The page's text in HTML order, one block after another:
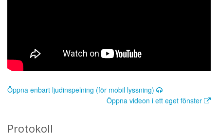
Öppna enbart ljudinspelning (för mobil lyssning)
Öppna videon i ett eget fönster
Protokoll